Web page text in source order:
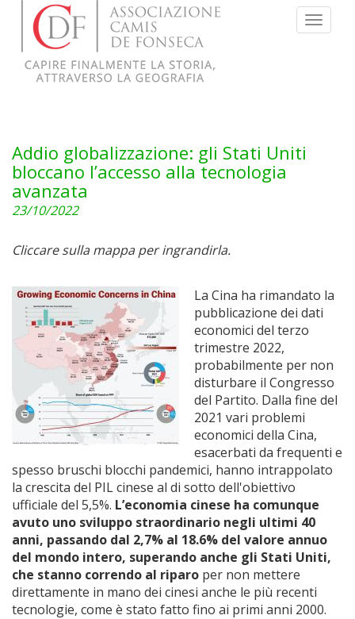
Menu
Addio globalizzazione: gli Stati Uniti
bloccano l’accesso alla tecnologia
avanzata
23/10/2022
Cliccare sulla mappa per ingrandirla.
La Cina ha rimandato la
pubblicazione dei dati
economici del terzo
trimestre 2022,
probabilmente per non
disturbare il Congresso
del Partito. Dalla fine del
2021 vari problemi
economici della Cina,
esacerbati da frequenti e
spesso bruschi blocchi pandemici, hanno intrappolato
la crescita del PIL cinese al di sotto dell'obiettivo
ufficiale del 5,5%. L’economia cinese ha comunque
avuto uno sviluppo straordinario negli ultimi 40
anni, passando dal 2,7% al 18.6% del valore annuo
del mondo intero, superando anche gli Stati Uniti,
che stanno correndo al riparo per non mettere
direttamente in mano dei cinesi anche le più recenti
tecnologie, come è stato fatto fino ai primi anni 2000.